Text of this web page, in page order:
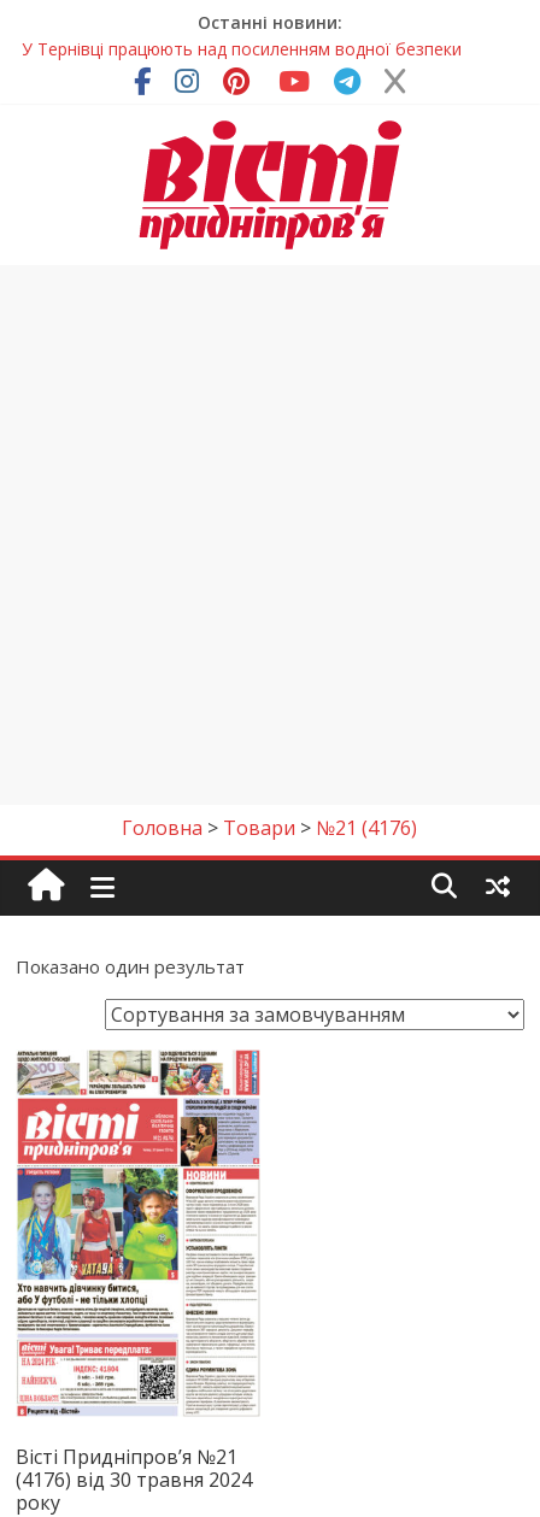
Останні новини:
У Тернівці працюють над посиленням водної безпеки
На Дніпропетровщині різко зросла кількість пожеж в
У Самарі провели незвичайний майстер-клас
Світлові рішення майстрів із Дніпра визнали найкращими в
Засинання після півночі може негативно впливати на
Головна > Товари > №21 (4176)
Показано один результат
Вісті Придніпров’я №21
(4176) від 30 травня 2024
року